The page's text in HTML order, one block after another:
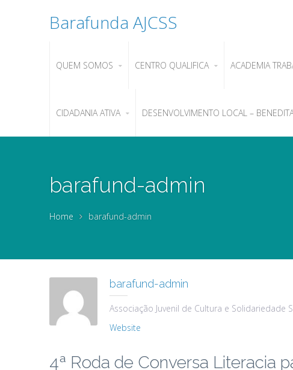
Barafunda AJCSS
QUEM SOMOS CENTRO QUALIFICA ACADEMIA
CIDADANIA ATIVA DESENVOLVIMENTO LOCAL –
barafund-admin
Home barafund-admin
barafund-admin
Associação Juvenil de Cultura e Solidariedade
Website
4ª Roda de Conversa Literacia